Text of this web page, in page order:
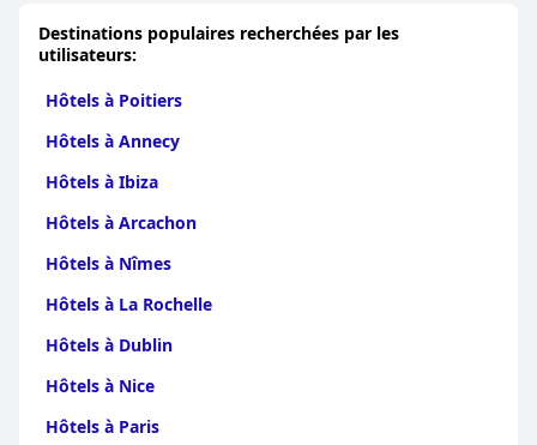
Destinations populaires recherchées par les
utilisateurs:
Hôtels à Poitiers
Hôtels à Annecy
Hôtels à Ibiza
Hôtels à Arcachon
Hôtels à Nîmes
Hôtels à La Rochelle
Hôtels à Dublin
Hôtels à Nice
Hôtels à Paris